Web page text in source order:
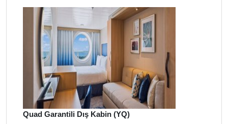
Quad Garantili Dış Kabin (YQ)